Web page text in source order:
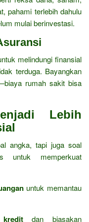
pahami terlebih dahulu
mulai berinvestasi.
melindungi finansial
terduga. Bayangkan
rumah sakit bisa
Lebih
angka, tapi juga soal
untuk memperkuat
untuk memantau
dan biasakan